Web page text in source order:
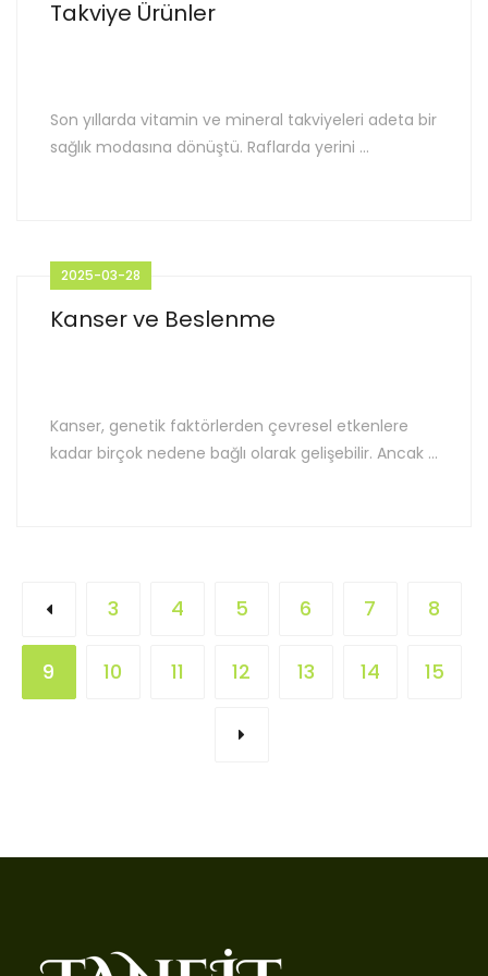
Takviye Ürünler
Son yıllarda vitamin ve mineral takviyeleri adeta bir
sağlık modasına dönüştü. Raflarda yerini ...
2025-03-28
Kanser ve Beslenme
Kanser, genetik faktörlerden çevresel etkenlere
kadar birçok nedene bağlı olarak gelişebilir. Ancak ...
3 4 5 6 7 8
9 10 11 12 13 14 15